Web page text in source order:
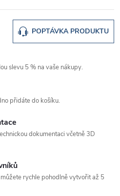
POPTÁVKA PRODUKTU
slevu 5 % na vaše nákupy.
přidáte do košíku.
dokumentaci včetně 3D
rychle pohodlně vytvořit až 5